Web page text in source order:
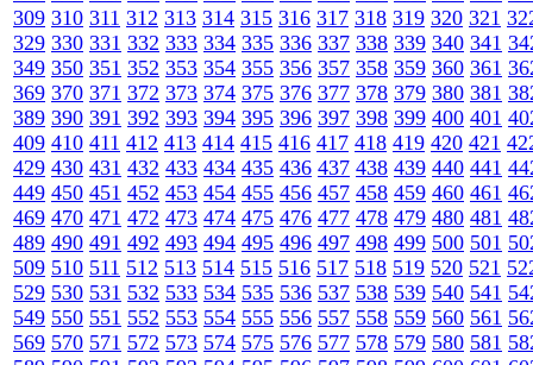
309 310 311 312 313 314 315 316 317 318 319 320 321
329 330 331 332 333 334 335 336 337 338 339 340 341
349 350 351 352 353 354 355 356 357 358 359 360 361
369 370 371 372 373 374 375 376 377 378 379 380 381
389 390 391 392 393 394 395 396 397 398 399 400 401
409 410 411 412 413 414 415 416 417 418 419 420 421
429 430 431 432 433 434 435 436 437 438 439 440 441
449 450 451 452 453 454 455 456 457 458 459 460 461
469 470 471 472 473 474 475 476 477 478 479 480 481
489 490 491 492 493 494 495 496 497 498 499 500 501
509 510 511 512 513 514 515 516 517 518 519 520 521
529 530 531 532 533 534 535 536 537 538 539 540 541
549 550 551 552 553 554 555 556 557 558 559 560 561
569 570 571 572 573 574 575 576 577 578 579 580 581